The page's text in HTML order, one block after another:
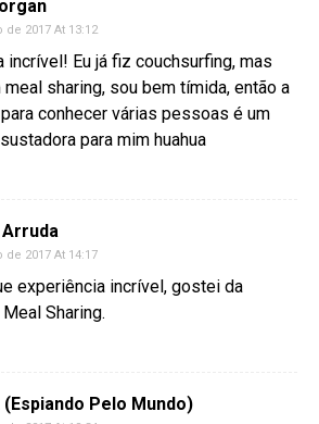
de 2017 At 13:12
incrível! Eu já fiz couchsurfing, mas
meal sharing, sou bem tímida, então a
conhecer várias pessoas é um
para mim huahua
de 2017 At 14:17
experiência incrível, gostei da
Sharing.
Pelo Mundo)